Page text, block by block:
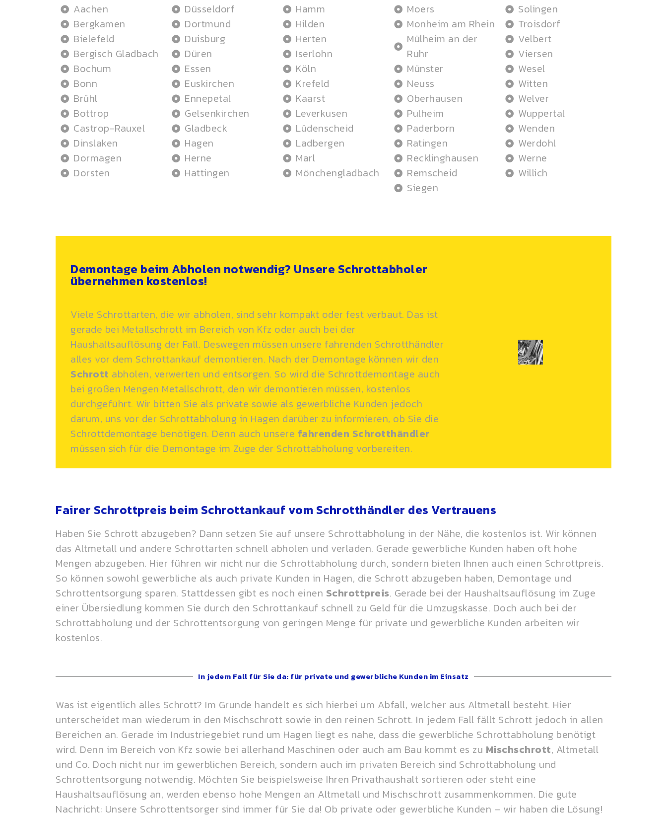
Aachen
Bergkamen
Bielefeld
Bergisch Gladbach
Bochum
Bonn
Brühl
Bottrop
Castrop-Rauxel
Dinslaken
Dormagen
Dorsten
Düsseldorf
Dortmund
Duisburg
Düren
Essen
Euskirchen
Ennepetal
Gelsenkirchen
Gladbeck
Hagen
Herne
Hattingen
Hamm
Hilden
Herten
Iserlohn
Köln
Krefeld
Kaarst
Leverkusen
Lüdenscheid
Ladbergen
Marl
Mönchengladbach
Moers
Monheim am Rhein
Mülheim an der
Ruhr
Münster
Neuss
Oberhausen
Pulheim
Paderborn
Ratingen
Recklinghausen
Remscheid
Siegen
Solingen
Troisdorf
Velbert
Viersen
Wesel
Witten
Welver
Wuppertal
Wenden
Werdohl
Werne
Willich
Demontage beim Abholen notwendig? Unsere Schrottabholer
übernehmen kostenlos!
Viele Schrottarten, die wir abholen, sind sehr kompakt oder fest verbaut. Das ist
gerade bei Metallschrott im Bereich von Kfz oder auch bei der
Haushaltsauflösung der Fall. Deswegen müssen unsere fahrenden Schrotthändler
alles vor dem Schrottankauf demontieren. Nach der Demontage können wir den
Schrott abholen, verwerten und entsorgen. So wird die Schrottdemontage auch
bei großen Mengen Metallschrott, den wir demontieren müssen, kostenlos
durchgeführt. Wir bitten Sie als private sowie als gewerbliche Kunden jedoch
darum, uns vor der Schrottabholung in Hagen darüber zu informieren, ob Sie die
Schrottdemontage benötigen. Denn auch unsere fahrenden Schrotthändler
müssen sich für die Demontage im Zuge der Schrottabholung vorbereiten.
Fairer Schrottpreis beim Schrottankauf vom Schrotthändler des Vertrauens
Haben Sie Schrott abzugeben? Dann setzen Sie auf unsere Schrottabholung in der Nähe, die kostenlos ist. Wir können
das Altmetall und andere Schrottarten schnell abholen und verladen. Gerade gewerbliche Kunden haben oft hohe
Mengen abzugeben. Hier führen wir nicht nur die Schrottabholung durch, sondern bieten Ihnen auch einen Schrottpreis.
So können sowohl gewerbliche als auch private Kunden in Hagen, die Schrott abzugeben haben, Demontage und
Schrottentsorgung sparen. Stattdessen gibt es noch einen Schrottpreis. Gerade bei der Haushaltsauflösung im Zuge
einer Übersiedlung kommen Sie durch den Schrottankauf schnell zu Geld für die Umzugskasse. Doch auch bei der
Schrottabholung und der Schrottentsorgung von geringen Menge für private und gewerbliche Kunden arbeiten wir
kostenlos.
In jedem Fall für Sie da: für private und gewerbliche Kunden im Einsatz
Was ist eigentlich alles Schrott? Im Grunde handelt es sich hierbei um Abfall, welcher aus Altmetall besteht. Hier
unterscheidet man wiederum in den Mischschrott sowie in den reinen Schrott. In jedem Fall fällt Schrott jedoch in allen
Bereichen an. Gerade im Industriegebiet rund um Hagen liegt es nahe, dass die gewerbliche Schrottabholung benötigt
wird. Denn im Bereich von Kfz sowie bei allerhand Maschinen oder auch am Bau kommt es zu Mischschrott, Altmetall
und Co. Doch nicht nur im gewerblichen Bereich, sondern auch im privaten Bereich sind Schrottabholung und
Schrottentsorgung notwendig. Möchten Sie beispielsweise Ihren Privathaushalt sortieren oder steht eine
Haushaltsauflösung an, werden ebenso hohe Mengen an Altmetall und Mischschrott zusammenkommen. Die gute
Nachricht: Unsere Schrottentsorger sind immer für Sie da! Ob private oder gewerbliche Kunden – wir haben die Lösung!